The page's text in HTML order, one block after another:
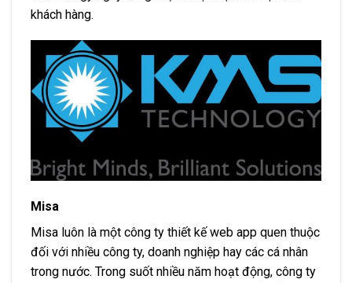
khách hàng.
Misa
Misa luôn là một công ty thiết kế web app quen thuộc
đối với nhiều công ty, doanh nghiệp hay các cá nhân
trong nước. Trong suốt nhiều năm hoạt động, công ty